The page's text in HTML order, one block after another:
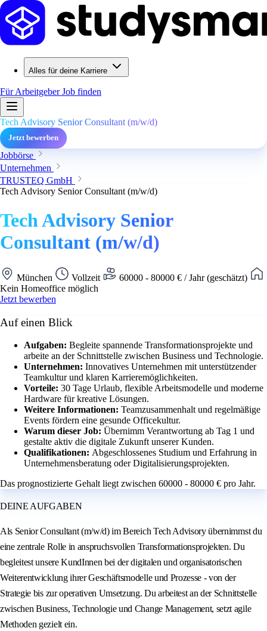
Alles für deine Karriere
Für ArbeitgeberJob finden
Tech Advisory Senior Consultant (m/w/d)
Jetzt bewerben
Jobbörse
Unternehmen
TRUSTEQ GmbH
Tech Advisory Senior Consultant (m/w/d)
Tech Advisory Senior
Consultant (m/w/d)
München Vollzeit
60000 - 80000 € / Jahr (geschätzt)
Kein Homeoffice möglich
Jetzt bewerben
Auf einen Blick
Aufgaben: Begleite spannende Transformationsprojekte und
arbeite an der Schnittstelle zwischen Business und Technologie.
Unternehmen: Innovatives Unternehmen mit unterstützender
Teamkultur und klaren Karrieremöglichkeiten.
Vorteile: 30 Tage Urlaub, flexible Arbeitsmodelle und moderne
Hardware für kreative Lösungen.
Weitere Informationen: Teamzusammenhalt und regelmäßige
Events fördern eine gesunde Officekultur.
Warum dieser Job: Übernimm Verantwortung ab Tag 1 und
gestalte aktiv die digitale Zukunft unserer Kunden.
Qualifikationen: Abgeschlossenes Studium und Erfahrung in
Unternehmensberatung oder Digitalisierungsprojekten.
Das prognostizierte Gehalt liegt zwischen 60000 - 80000 € pro Jahr.
DEINE AUFGABEN
Als Senior Consultant (m/w/d) im Bereich Tech Advisory übernimmst du
eine zentrale Rolle in anspruchsvollen Transformationsprojekten. Du
begleitest unsere KundInnen bei der digitalen und organisatorischen
Weiterentwicklung ihrer Geschäftsmodelle und Prozesse - von der
Strategie bis zur operativen Umsetzung. Du arbeitest an der Schnittstelle
zwischen Business, Technologie und Change Management, setzt agile
Methoden gezielt ein.